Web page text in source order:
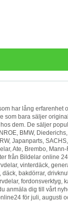
har lång erfarenhet
som bara säljer
dem. De säljer
BMW,
Japanparts,
Ate, Brembo,
från Bildelar online
vinterdäck,
bakdörrar,
fordonsverktyg,
anmäla dig till vårt
för juli, augusti